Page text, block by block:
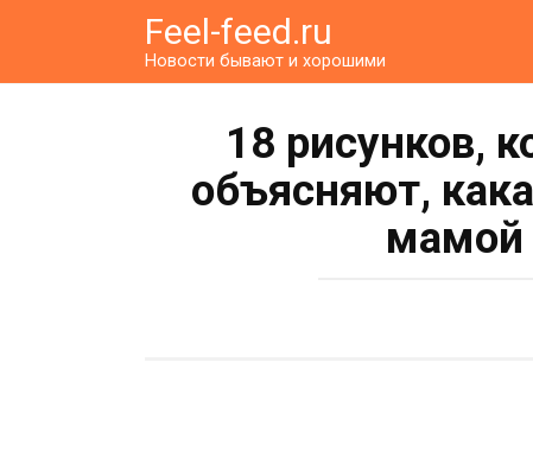
Feel-feed.ru
Новости бывают и хорошими
18 рисунков,
объясняют,
мамой